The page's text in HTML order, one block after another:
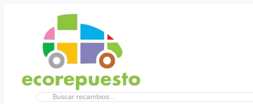
Buscar: